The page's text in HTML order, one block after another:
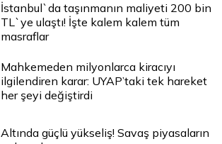
İstanbul`da taşınmanın maliyeti 200 bin
TL`ye ulaştı! İşte kalem kalem tüm
masraflar
Mahkemeden milyonlarca kiracıyı
ilgilendiren karar: UYAP’taki tek hareket
her şeyi değiştirdi
Altında güçlü yükseliş! Savaş piyasaların